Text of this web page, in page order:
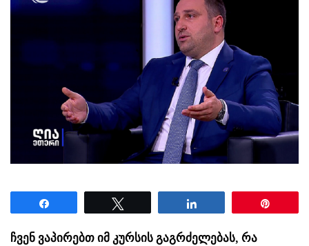
ჩვენ ვაპირებთ იმ კურსის გაგრძელებას, რა